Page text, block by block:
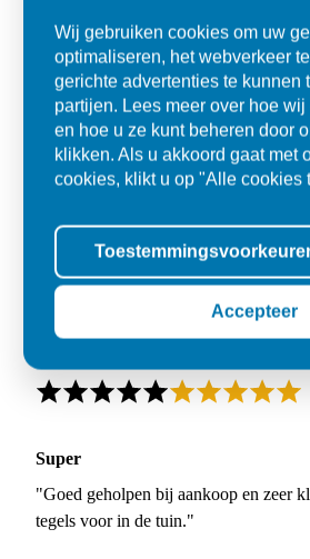
Super
"Goed geholpen bij aankoop en zeer
tegels voor in de tuin."
Wij gebruiken cookies om uw
optimaliseren, het webverkeer
gerichte advertenties te kunnen
partijen. Lees meer over hoe
en hoe u ze kunt beheren door
klikken. Als u akkoord gaat met
cookies, klikt u op "Alle cookies
Accepteer